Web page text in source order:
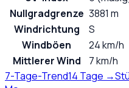
Nullgradgrenze 3881 m
Windrichtung
S
Windböen
24 km/h
Mittlerer Wind
7 km/h
7-Tage-Trend14 Tage →